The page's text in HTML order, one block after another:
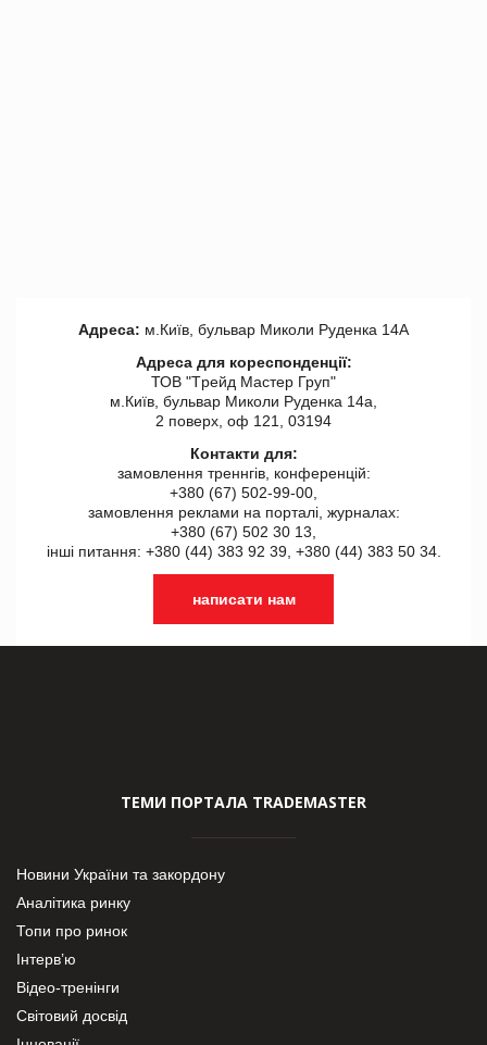
Адреса: м.Київ, бульвар Миколи Руденка 14А
Адреса для кореспонденції:
ТОВ "Tрейд Мастер Груп"
м.Київ, бульвар Миколи Руденка 14а,
2 поверх, оф 121, 03194
Контакти для:
замовлення треннгів, конференцій:
+380 (67) 502-99-00,
замовлення реклами на порталі, журналах:
+380 (67) 502 30 13,
інші питання: +380 (44) 383 92 39, +380 (44) 383 50 34.
написати нам
ТЕМИ ПОРТАЛА TRADEMASTER
Новини України та закордону
Аналітика ринку
Топи про ринок
Інтерв’ю
Відео-тренінги
Світовий досвід